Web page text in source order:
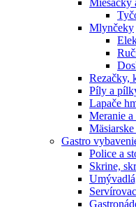
Mlynčeky
Rezačky,
Píly a
Lapače
Meranie a
Gastro
Police a
Skrine,